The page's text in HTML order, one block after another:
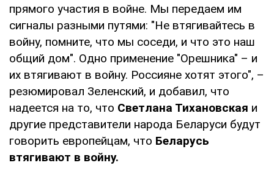
прямого участия в войне. Мы передаем им
сигналы разными путями: "Не втягивайтесь в
войну, помните, что мы соседи, и что это наш
общий дом". Одно применение "Орешника" – и
их втягивают в войну. Россияне хотят этого", –
резюмировал Зеленский, и добавил, что
надеется на то, что Светлана Тихановская и
другие представители народа Беларуси будут
говорить европейцам, что Беларусь
втягивают в войну.